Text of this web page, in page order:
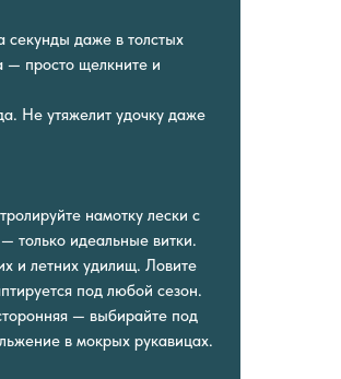
даже в толстых
— просто щелкните и
Не утяжелит удочку даже
намотку лески с
только идеальные витки.
и летних удилищ. Ловите
под любой сезон.
— выбирайте под
в мокрых рукавицах.